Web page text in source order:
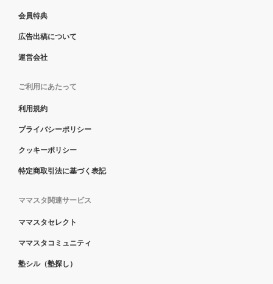
会員特典
広告出稿について
運営会社
ご利用にあたって
利用規約
プライバシーポリシー
クッキーポリシー
特定商取引法に基づく表記
ママスタ関連サービス
ママスタセレクト
ママスタコミュニティ
塾シル（塾探し）